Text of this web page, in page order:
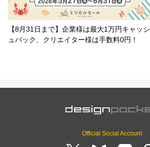
【8月31日まで】企業様は最大1万円キャッシ
ュバック、クリエイター様は手数料0円！
Official Social Account